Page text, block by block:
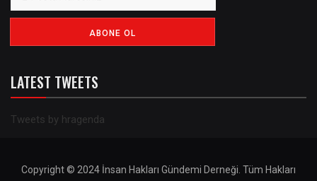
LATEST TWEETS
Tweets by hragenda
Copyright © 2024 İnsan Hakları Gündemi Derneği. Tüm Hakları